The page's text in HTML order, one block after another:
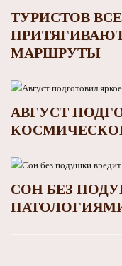
ТУРИСТОВ
МАРШРУТЫ
АВГУСТ
СОН БЕЗ